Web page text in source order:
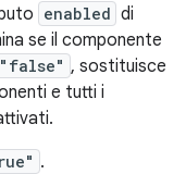
enabled di
se il componente
"false" , sostituisce
e tutti i
.